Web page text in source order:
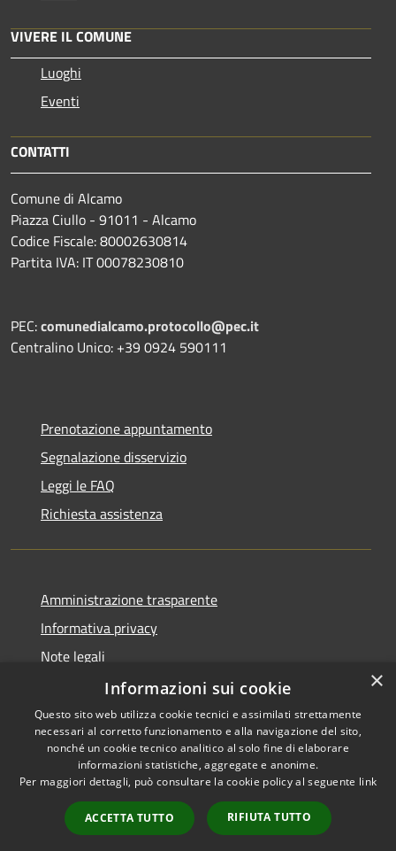
VIVERE IL COMUNE
Luoghi
Eventi
CONTATTI
Comune di Alcamo
Piazza Ciullo - 91011 - Alcamo
Codice Fiscale: 80002630814
Partita IVA: IT 00078230810
PEC:comunedialcamo.protocollo@pec.it
Centralino Unico: +39 0924 590111
Prenotazione appuntamento
Segnalazione disservizio
Leggi le FAQ
Richiesta assistenza
Amministrazione trasparente
Informativa privacy
Note legali
Dichiarazione di accessibilità
RSS
Accessibilità
Copyright © 2026 • Comune di
Alcamo • Powered by
Municipium•
Accesso
redazione
×
Informazioni sui cookie
Questo sito web utilizza cookie tecnici e assimilati strettamente
necessari al corretto funzionamento e alla navigazione del sito,
nonché un cookie tecnico analitico al solo fine di elaborare
informazioni statistiche, aggregate e anonime.
Per maggiori dettagli, può consultare la cookie policy al seguente link
ACCETTA TUTTO RIFIUTA TUTTO